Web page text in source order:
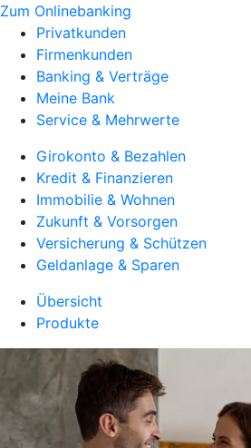
Zum Onlinebanking
Privatkunden
Firmenkunden
Banking & Verträge
Meine Bank
Service & Mehrwerte
Girokonto & Bezahlen
Kredit & Finanzieren
Immobilie & Wohnen
Zukunft & Vorsorgen
Versicherung & Schützen
Geldanlage & Sparen
Übersicht
Produkte